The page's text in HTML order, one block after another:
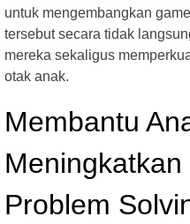
untuk mengembangkan
tersebut secara tidak
mereka sekaligus
otak anak.
Membantu
Problem